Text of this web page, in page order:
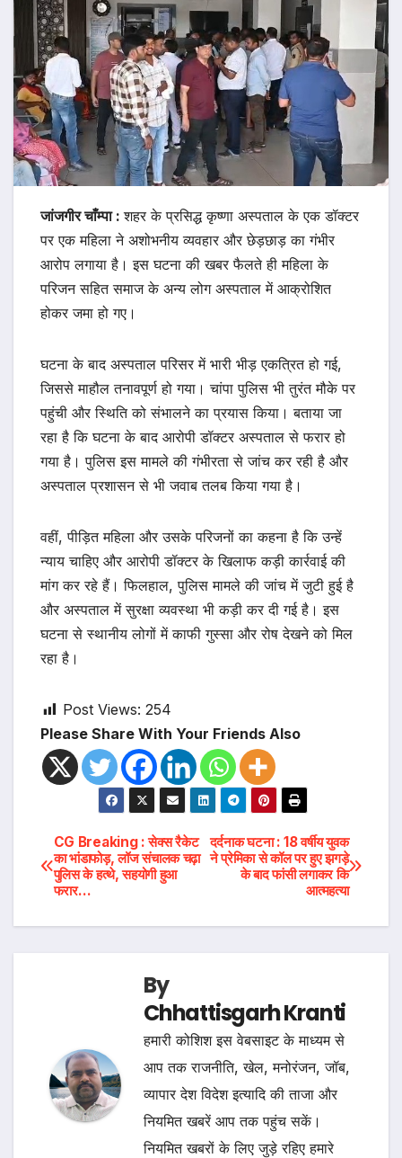
जांजगीर चाँम्पा :शहर के प्रसिद्ध कृष्णा अस्पताल के एक डॉक्टर
पर एक महिला ने अशोभनीय व्यवहार और छेड़छाड़ का गंभीर
आरोप लगाया है। इस घटना की खबर फैलते ही महिला के
परिजन सहित समाज के अन्य लोग अस्पताल में आक्रोशित
होकर जमा हो गए।
घटना के बाद अस्पताल परिसर में भारी भीड़ एकत्रित हो गई,
जिससे माहौल तनावपूर्ण हो गया। चांपा पुलिस भी तुरंत मौके पर
पहुंची और स्थिति को संभालने का प्रयास किया। बताया जा
रहा है कि घटना के बाद आरोपी डॉक्टर अस्पताल से फरार हो
गया है। पुलिस इस मामले की गंभीरता से जांच कर रही है और
अस्पताल प्रशासन से भी जवाब तलब किया गया है।
वहीं, पीड़ित महिला और उसके परिजनों का कहना है कि उन्हें
न्याय चाहिए और आरोपी डॉक्टर के खिलाफ कड़ी कार्रवाई की
मांग कर रहे हैं। फिलहाल, पुलिस मामले की जांच में जुटी हुई है
और अस्पताल में सुरक्षा व्यवस्था भी कड़ी कर दी गई है। इस
घटना से स्थानीय लोगों में काफी गुस्सा और रोष देखने को मिल
रहा है।
Post Views: 254
Please Share With Your Friends Also
Post
navigation
दर्दनाक घटना : 18 वर्षीय युवक
ने प्रेमिका से कॉल पर हुए झगड़े
के बाद फांसी लगाकर कि
आत्महत्या
CG Breaking : सेक्स रैकेट
का भांडाफोड़, लॉज संचालक चढ़ा
पुलिस के हत्थे, सहयोगी हुआ
फरार…
By
Chhattisgarh Kranti
हमारी कोशिश इस वेबसाइट के माध्यम से
आप तक राजनीति, खेल, मनोरंजन, जॉब,
व्यापार देश विदेश इत्यादि की ताजा और
नियमित खबरें आप तक पहुंच सकें।
नियमित खबरों के लिए जुड़े रहिए हमारे